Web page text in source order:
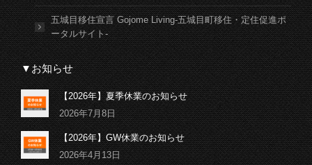
五城目移住宣言 Gojome Living-五城目町移住・定住促進ポ
ータルサイト-
▼お知らせ
【2026年】夏季休業のお知らせ
2026年7月8日
【2026年】GW休業のお知らせ
2026年4月13日